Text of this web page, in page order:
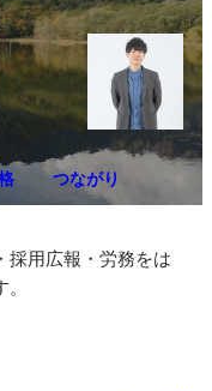
つながり
採用広報・労務をは